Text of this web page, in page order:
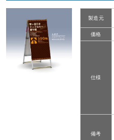
製造元
価格
仕様
備考